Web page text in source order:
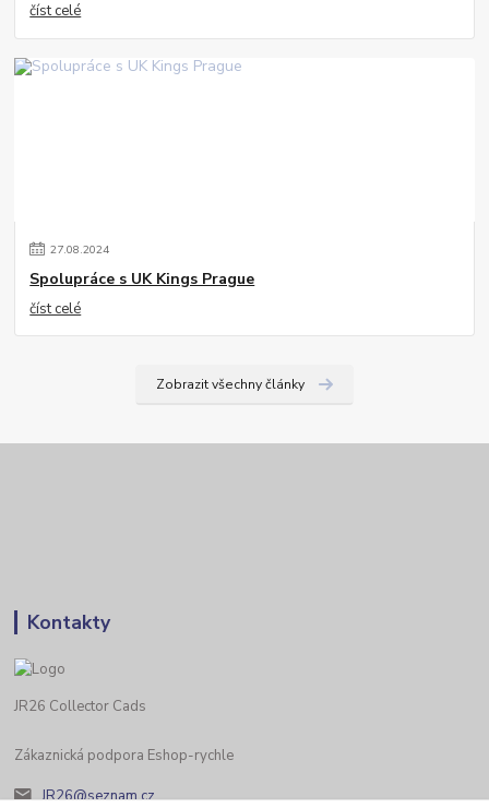
číst celé
27.08.2024
Spolupráce s UK Kings Prague
číst celé
Zobrazit všechny články
Kontakty
JR26 Collector Cads
Zákaznická podpora Eshop-rychle
JR26@seznam.cz